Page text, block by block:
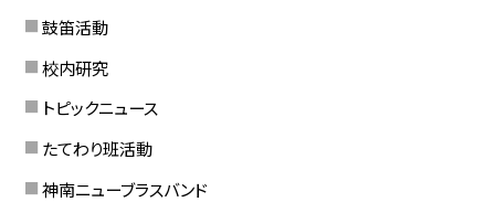
鼓笛活動
校内研究
トピックニュース
たてわり班活動
神南ニューブラスバンド